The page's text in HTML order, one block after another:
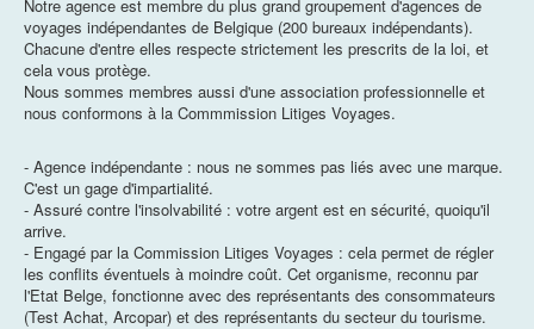
Coup de coeur
Antonina
Antonella
Loana
Contact
Antonella
Antonina
Loana
Partenaires
Last Minutes
Notre agence est membre du plus grand groupement d'agences de
voyages indépendantes de Belgique (200 bureaux indépendants).
Chacune d'entre elles respecte strictement les prescrits de la loi, et
cela vous protège.
Nous sommes membres aussi d'une association professionnelle et
nous conformons à la Commmission Litiges Voyages.
- Agence indépendante : nous ne sommes pas liés avec une marque.
C'est un gage d'impartialité.
- Assuré contre l'insolvabilité : votre argent est en sécurité, quoiqu'il
arrive.
- Engagé par la Commission Litiges Voyages : cela permet de régler
les conflits éventuels à moindre coût. Cet organisme, reconnu par
l'Etat Belge, fonctionne avec des représentants des consommateurs
(Test Achat, Arcopar) et des représentants du secteur du tourisme.